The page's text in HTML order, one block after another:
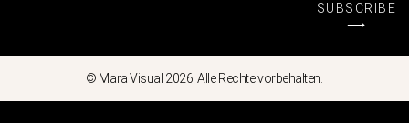
SUBSCRIBE
⟶
© Mara Visual 2026. Alle Rechte vorbehalten.